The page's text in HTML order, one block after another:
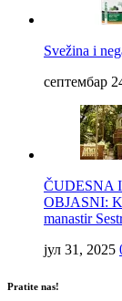
Svežina i
септембар
ČUDESNA
OBJASNI:
manastir
јул 31, 2025
Pratite nas!